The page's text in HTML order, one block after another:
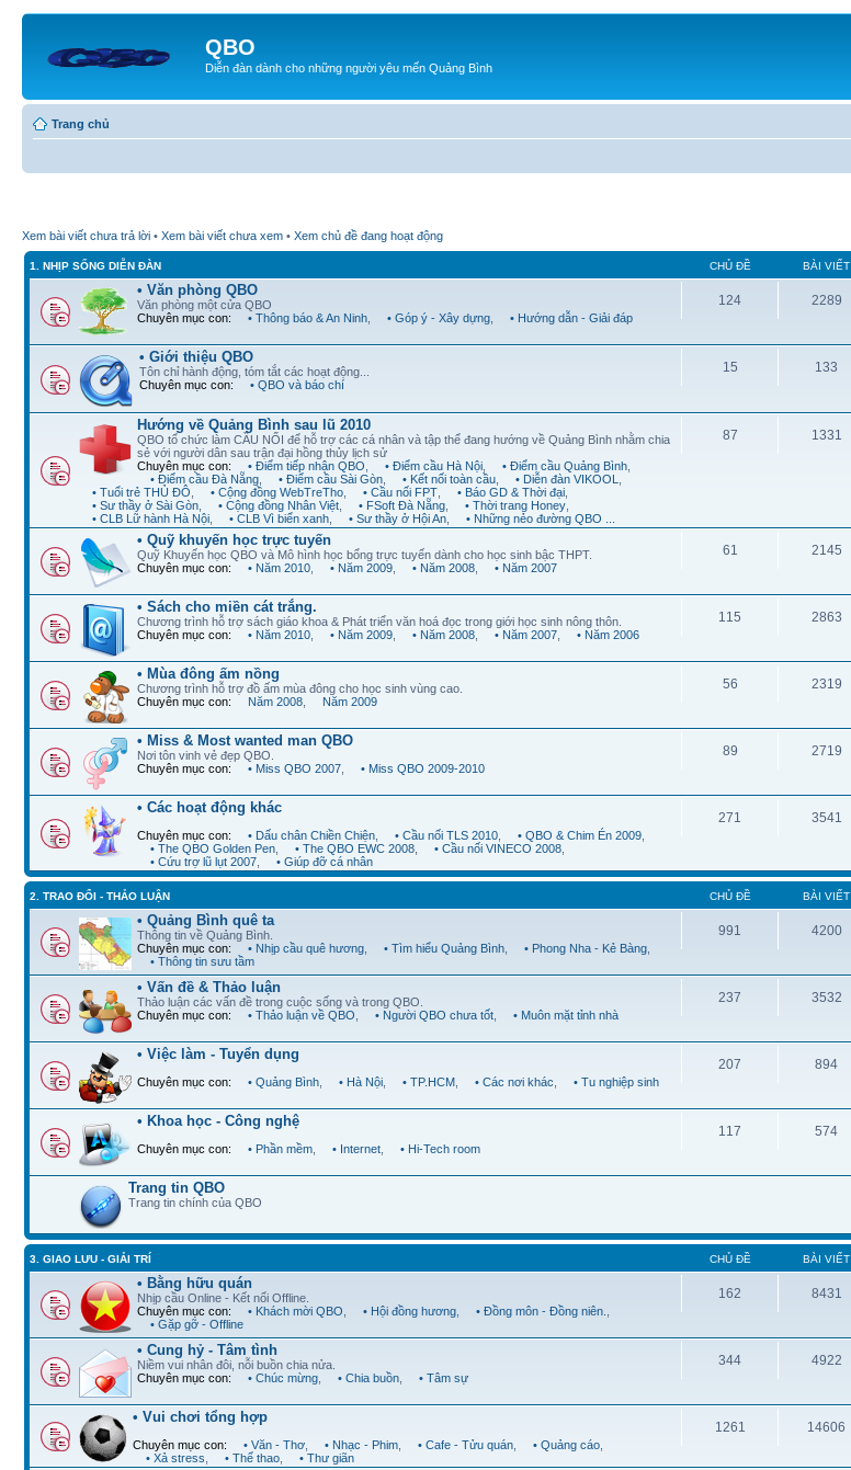
QBO
Diễn đàn dành cho những người yêu mến Quảng Bình
Trang chủ
Xem bài viết chưa trả lời • Xem bài viết chưa xem • Xem chủ đề đang hoạt động
1. NHỊP SỐNG DIỄN ĐÀN CHỦ ĐỀ BÀI VIẾT
• Văn phòng QBO
Văn phòng một cửa QBO
Chuyên mục con:
• Thông báo & An Ninh • Góp ý - Xây dựng • Hướng dẫn - Giải đáp
124 2289
• Giới thiệu QBO
Tôn chỉ hành động, tóm tắt các hoạt động...
Chuyên mục con:
• QBO và báo chí
15 133
Hướng về Quảng Bình sau lũ 2010
QBO tổ chức làm CẦU NỐI để hỗ trợ các cá nhân và tập thể đang hướng về Quảng Bình nhằm chia
sẻ với người dân sau trận đại hồng thủy lịch sử
Chuyên mục con:
• Điểm tiếp nhận QBO • Điểm cầu Hà Nội • Điểm cầu Quảng Bình
• Điểm cầu Đà Nẵng
• Điểm cầu Sài Gòn • Kết nối toàn cầu • Diễn đàn VIKOOL
• Tuổi trẻ THỦ ĐÔ
• Cộng đồng WebTreTho • Cầu nối FPT • Báo GD & Thời đại
• Sư thầy ở Sài Gòn
• Cộng đồng Nhân Việt • FSoft Đà Nẵng • Thời trang Honey
• CLB Lữ hành Hà Nội
• CLB Vì biển xanh • Sư thầy ở Hội An • Những nẻo đường QBO ...
87 1331
• Quỹ khuyến học trực tuyến
Quỹ Khuyến học QBO và Mô hình học bổng trực tuyến dành cho học sinh bậc THPT.
Chuyên mục con:
• Năm 2010 • Năm 2009 • Năm 2008 • Năm 2007
61 2145
• Sách cho miền cát trắng.
Chương trình hỗ trợ sách giáo khoa & Phát triển văn hoá đọc trong giới học sinh nông thôn.
Chuyên mục con:
• Năm 2010 • Năm 2009 • Năm 2008 • Năm 2007 • Năm 2006
115 2863
• Mùa đông ấm nồng
Chương trình hỗ trợ đồ ấm mùa đông cho học sinh vùng cao.
Chuyên mục con:
Năm 2008 Năm 2009
56 2319
• Miss & Most wanted man QBO
Nơi tôn vinh vẻ đẹp QBO.
Chuyên mục con:
• Miss QBO 2007 • Miss QBO 2009-2010
89 2719
• Các hoạt động khác
Chuyên mục con: • Dấu chân Chiền Chiện • Cầu nối TLS 2010 • QBO & Chim Én 2009
• The QBO Golden Pen
• The QBO EWC 2008 • Cầu nối VINECO 2008
• Cứu trợ lũ lụt 2007
• Giúp đỡ cá nhân
271 3541
2. TRAO ĐỔI - THẢO LUẬN CHỦ ĐỀ BÀI VIẾT
• Quảng Bình quê ta
Thông tin về Quảng Bình.
Chuyên mục con:
• Nhịp cầu quê hương • Tìm hiểu Quảng Bình • Phong Nha - Kẻ Bàng
• Thông tin sưu tầm
991 4200
• Vấn đề & Thảo luận
Thảo luận các vấn đề trong cuộc sống và trong QBO.
Chuyên mục con:
• Thảo luận về QBO • Người QBO chưa tốt • Muôn mặt tỉnh nhà
237 3532
• Việc làm - Tuyển dụng
Chuyên mục con: • Quảng Bình • Hà Nội • TP.HCM • Các nơi khác • Tu nghiệp sinh
207 894
• Khoa học - Công nghệ
Chuyên mục con: • Phần mềm • Internet • Hi-Tech room
117 574
Trang tin QBO
Trang tin chính của QBO
3. GIAO LƯU - GIẢI TRÍ CHỦ ĐỀ BÀI VIẾT
• Bằng hữu quán
Nhịp cầu Online - Kết nối Offline.
Chuyên mục con:
• Khách mời QBO • Hội đồng hương • Đồng môn - Đồng niên.
• Gặp gỡ - Offline
162 8431
• Cung hỷ - Tâm tình
Niềm vui nhân đôi, nỗi buồn chia nửa.
Chuyên mục con:
• Chúc mừng • Chia buồn • Tâm sự
344 4922
• Vui chơi tổng hợp
Chuyên mục con: • Văn - Thơ • Nhạc - Phim • Cafe - Tửu quán • Quảng cáo
• Xả stress
• Thể thao • Thư giãn
1261 14606